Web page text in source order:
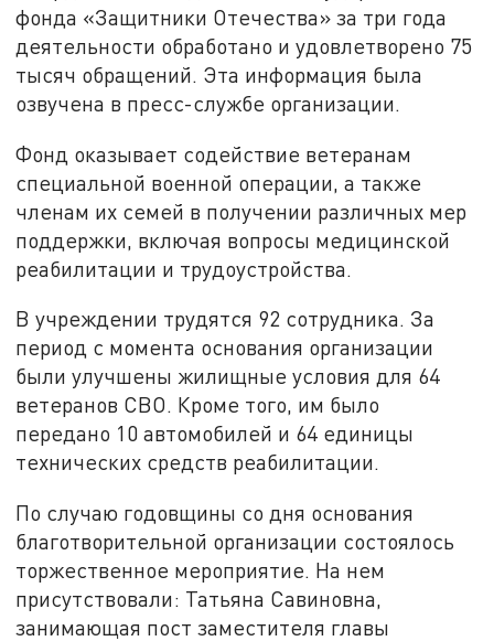
фонда «Защитники Отечества» за три года
деятельности обработано и удовлетворено 75
тысяч обращений. Эта информация была
озвучена в пресс-службе организации.
Фонд оказывает содействие ветеранам
специальной военной операции, а также
членам их семей в получении различных мер
поддержки, включая вопросы медицинской
реабилитации и трудоустройства.
В учреждении трудятся 92 сотрудника. За
период с момента основания организации
были улучшены жилищные условия для 64
ветеранов СВО. Кроме того, им было
передано 10 автомобилей и 64 единицы
технических средств реабилитации.
По случаю годовщины со дня основания
благотворительной организации состоялось
торжественное мероприятие. На нем
присутствовали: Татьяна Савиновна,
занимающая пост заместителя главы